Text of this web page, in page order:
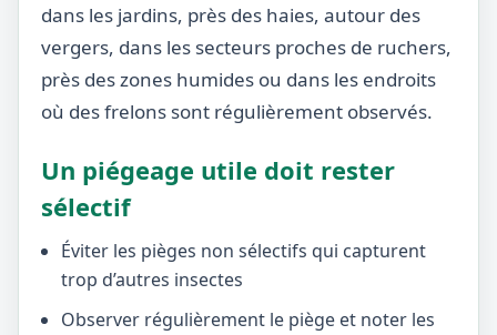
dans les jardins, près des haies, autour des
vergers, dans les secteurs proches de ruchers,
près des zones humides ou dans les endroits
où des frelons sont régulièrement observés.
Un piégeage utile doit rester
sélectif
Éviter les pièges non sélectifs qui capturent
trop d’autres insectes
Observer régulièrement le piège et noter les